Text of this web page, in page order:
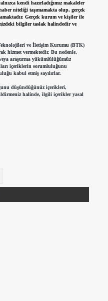
kendi hazırladığımız makaleler
niteliği taşımamakta olup, gerçek
Gerçek kurum ve kişiler ile
bilgiler taslak halindedir ve
ve İletişim Kurumu (BTK)
hizmet vermektedir. Bu nedenle,
araştırma yükümlülüğümüz
içeriklerin sorumluluğunu
kabul etmiş sayılırlar.
düşündüğünüz içerikleri,
halinde, ilgili içerikler yasal